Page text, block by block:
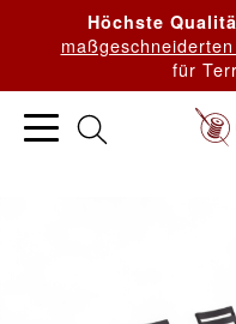
Höchste
für